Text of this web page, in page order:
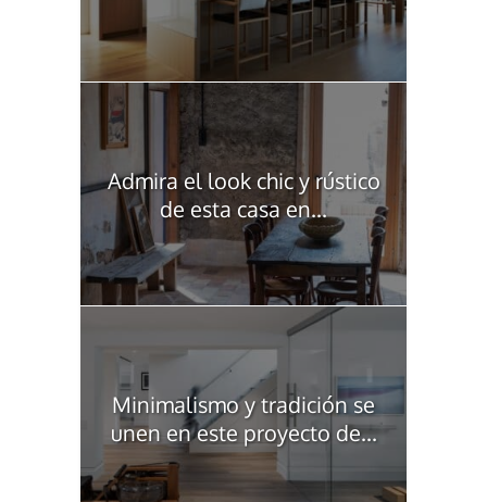
Admira el look chic y rústico
de esta casa en...
Minimalismo y tradición se
unen en este proyecto de...